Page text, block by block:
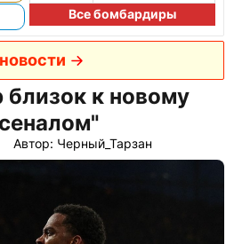
Все бомбардиры
к новому
Автор: Черный_Тарзан